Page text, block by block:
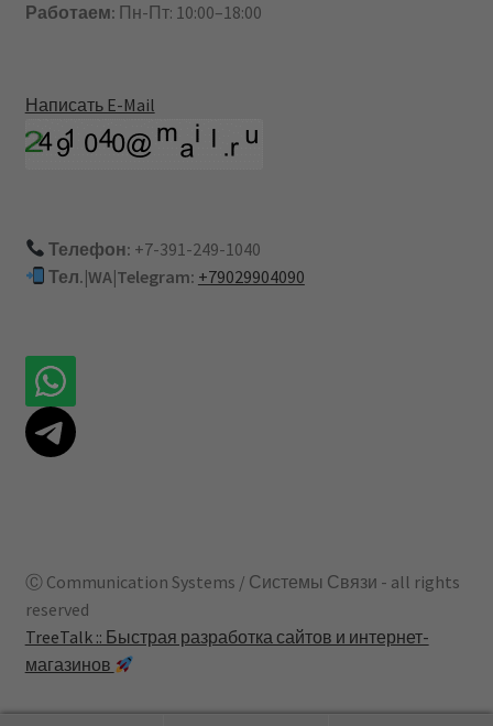
Работаем: Пн-Пт: 10:00–18:00
Написать E-Mail
Телефон: +7-391-249-1040
Тел.|WA|Telegram: +79029904090
Ⓒ Communication Systems / Системы Связи - all rights
reserved
TreeTalk :: Быстрая разработка сайтов и интернет-
магазинов